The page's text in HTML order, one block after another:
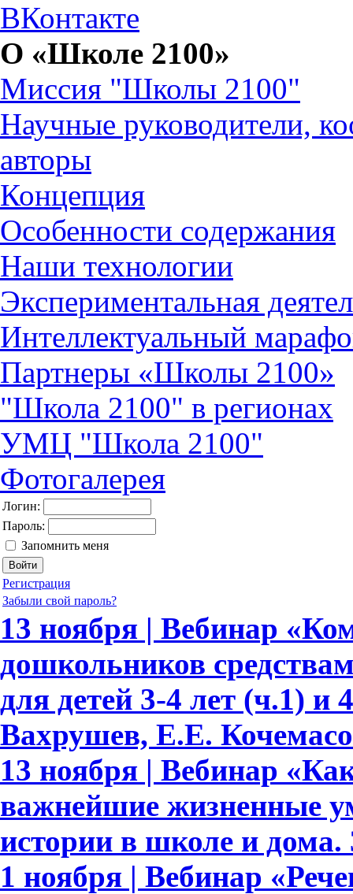
ВКонтакте
О «Школе 2100»
Миссия "Школы 2100"
Научные руководители,
авторы
Концепция
Особенности содержания
Наши технологии
Экспериментальная
Интеллектуальный
Партнеры «Школы 2100»
"Школа 2100" в регионах
УМЦ "Школа 2100"
Фотогалерея
Логин:
Пароль:
Запомнить меня
Регистрация
Забыли свой пароль?
13 ноября | Вебинар
дошкольников
для детей 3-4 лет (ч.1)
Вахрушев, Е.Е.
13 ноября | Вебинар
важнейшие жизненные
истории в школе и дома.
1 ноября | Вебинар